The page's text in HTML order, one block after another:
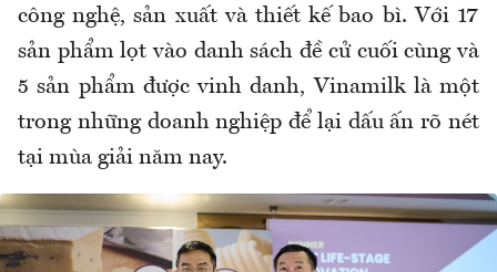
công nghệ, sản xuất và thiết kế bao bì. Với 17
sản phẩm lọt vào danh sách đề cử cuối cùng và
5 sản phẩm được vinh danh, Vinamilk là một
trong những doanh nghiệp để lại dấu ấn rõ nét
tại mùa giải năm nay.